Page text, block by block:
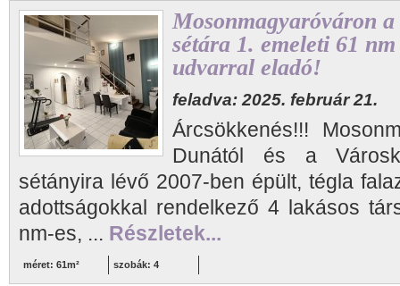
Mosonmagyaróváron
sétára 1. emeleti 61
udvarral eladó!
feladva: 2025. február 21.
Árcsökkenés!!!
Dunától és a
sétányira lévő 2007-ben épült, tégla
adottságokkal rendelkező 4 lakásos
nm-es, ... Részletek...
méret: 61m² szobák: 4